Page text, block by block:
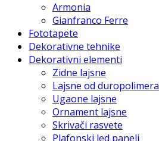
Armonia
Gianfranco Ferre
Fototapete
Dekorativne tehnike
Dekorativni elementi
Zidne lajsne
Lajsne od duropolimera
Ugaone lajsne
Ornament lajsne
Skrivači rasvete
Plafonski led paneli